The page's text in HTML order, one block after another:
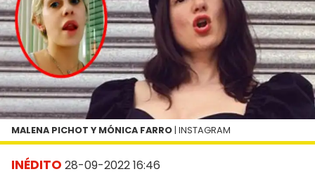
INÉDITO 28-09-2022 16:46
MALENA PICHOT Y MÓNICA FARRO | INSTAGRAM